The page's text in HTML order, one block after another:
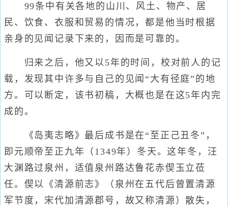
99条中有关各地的山川、风土、物产、居
民、饮食、衣服和贸易的情况，都是他当时根据
亲身的见闻记录下来的，因而是可靠的。
归来之后，他又以5年的时间，校对前人的记
载，发现其中许多与自己的见闻“大有径庭”的地
方。可以断定，该书初稿，大概也是在这5年内完
成的。
《岛夷志略》最后成书是在“至正己丑冬”，
即元顺帝至正九年（1349年）冬天。这年冬，汪
大渊路过泉州，适值泉州路达鲁花赤偰玉立莅
任。偰以《清源前志》（泉州在五代后曾置清源
军节度，宋代加清源郡号，故又称清源）散失，